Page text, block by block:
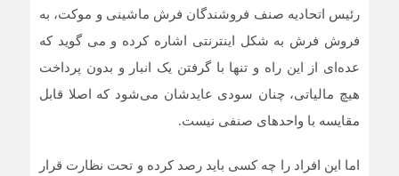
رئیس اتحادیه صنف فروشندگان فرش ماشینی و موکت، به
فروش فرش به شکل اینترنتی اشاره کرده و می گوید که
عده‌ای از این راه و تنها با گرفتن یک انبار و بدون پرداخت
هیچ مالیاتی، چنان سودی عایدشان می‌شود که اصلا قابل
مقایسه با واحدهای صنفی نیست.
اما این افراد را چه کسی باید رصد کرده و تحت نظارت قرار